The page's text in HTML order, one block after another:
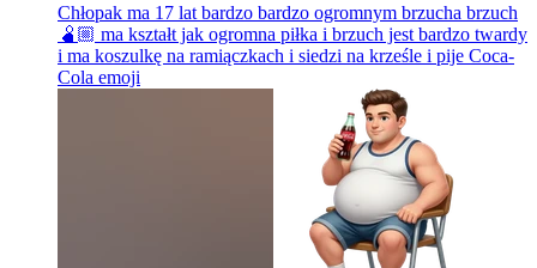
Chłopak ma 17 lat bardzo bardzo ogromnym brzucha brzuch
🫄🏼 ma kształt jak ogromna piłka i brzuch jest bardzo twardy
i ma koszulkę na ramiączkach i siedzi na krześle i pije Coca-
Cola emoji